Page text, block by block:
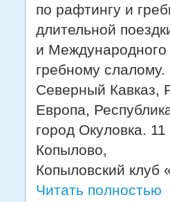
по рафтингу и
длительной
и Международного
гребному
Северный Кавказ,
Европа,
город Окуловка.
Копылово,
Копыловский клуб
Читать полностью